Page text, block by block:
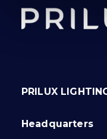
PRILUX
Headquarters